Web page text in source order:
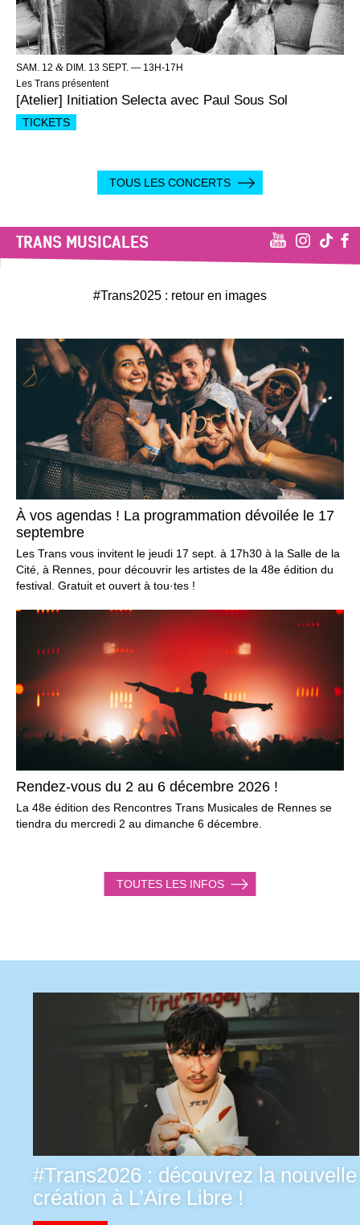
SAM. 12 & DIM. 13 SEPT. — 13H-17H
Les Trans présentent
[Atelier] Initiation Selecta avec Paul Sous Sol
TICKETS
TOUS LES CONCERTS
TRANS MUSICALES
#Trans2025 : retour en images
À vos agendas ! La programmation dévoilée le 17
septembre
Les Trans vous invitent le jeudi 17 sept. à 17h30 à la Salle de la
Cité, à Rennes, pour découvrir les artistes de la 48e édition du
festival. Gratuit et ouvert à tou·tes !
Rendez-vous du 2 au 6 décembre 2026 !
La 48e édition des Rencontres Trans Musicales de Rennes se
tiendra du mercredi 2 au dimanche 6 décembre.
TOUTES LES INFOS
#Trans2026 : découvrez la nouvelle
création à L’Aire Libre !